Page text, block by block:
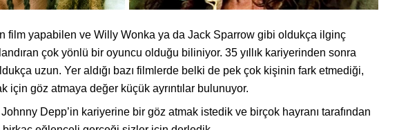
film yapabilen ve Willy Wonka ya da Jack Sparrow gibi oldukça ilginç
çok yönlü bir oyuncu olduğu biliniyor. 35 yıllık kariyerinden sonra
uzun. Yer aldığı bazı filmlerde belki de pek çok kişinin fark etmediği,
için göz atmaya değer küçük ayrıntılar bulunuyor.
Depp’in kariyerine bir göz atmak istedik ve birçok hayranı tarafından